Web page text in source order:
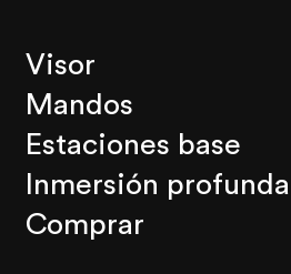
Visor
Mandos
Estaciones base
Inmersión profunda
Comprar